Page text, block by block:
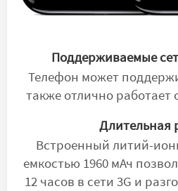
Поддерживаемые
Телефон может
также отлично работает
Длительная
Встроенный литий-
емкостью 1960 мАч
12 часов в сети 3G и